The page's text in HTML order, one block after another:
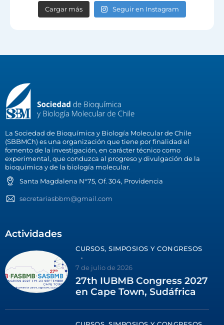
Cargar más Seguir en Instagram
La Sociedad de Bioquímica y Biología Molecular de Chile
(SBBMCh) es una organización que tiene por finalidad el
fomento de la investigación, en carácter técnico como
experimental, que conduzca al progreso y divulgación de la
bioquímica y de la biología molecular.
Santa Magdalena N°75, Of. 304, Providencia
secretariasbbm@gmail.com
Actividades
CURSOS, SIMPOSIOS Y CONGRESOS
7 de julio de 2026
27th IUBMB Congress 2027
en Cape Town, Sudáfrica